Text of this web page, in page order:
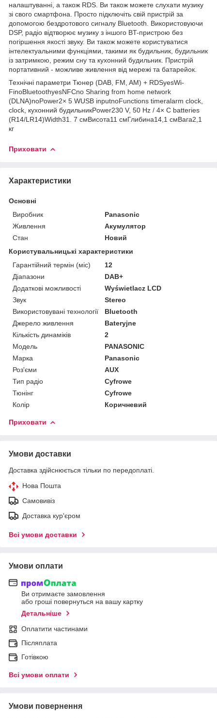
налаштуванні, а також RDS. Ви також можете слухати музику
зі свого смартфона. Просто підключіть свій пристрій за
допомогою бездротового сигналу Bluetooth. Використовуючи
DSP, радіо відтворює музику з іншого BT-пристрою без
погіршення якості звуку. Ви також можете користуватися
інтелектуальними функціями, такими як будильник, будильник
із затримкою, режим сну та кухонний будильник. Пристрій
портативний - можливе живлення від мережі та батарейок.
Технічні параметри Тюнер (DAB, FM, AM) + RDSyesWi-
FinoBluetoothyesNFCno Sharing from home network
(DLNA)noPower2× 5 WUSB inputnoFunctions timeralarm clock,
clock, кухонний будильникPower230 V, 50 Hz / 4× C batteries
(R14/LR14)Width31. 7 смВисота11 смГлибина14,1 смВага2,1
кг
Приховати
Характеристики
Основні
Виробник
Panasonic
Живлення
Акумулятор
Стан
Новий
Користувальницькі характеристики
Гарантійний термін (міс)
12
Діапазони
DAB+
Додаткові можливості
Wyświetlacz LCD
Звук
Stereo
Використовувані технології
Bluetooth
Джерело живлення
Bateryjne
Кількість динаміків
2
Мoдель
PANASONIC
Марка
Panasonic
Роз'єми
AUX
Тип радіо
Cyfrowe
Тюнінг
Cyfrowe
Колір
Коричневий
Приховати
Умови доставки
Доставка здійснюється тільки по передоплаті.
Нова Пошта
Самовивіз
Доставка кур'єром
Всі умови доставки
Умови оплати
Ви отримаєте замовлення
або гроші повернуться на вашу картку
Детальніше
Оплатити частинами
Післяплата
Готівкою
Всі умови оплати
Умови повернення